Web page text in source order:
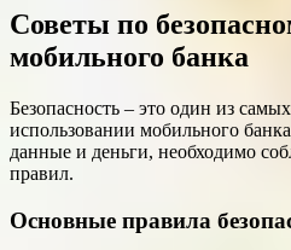
Советы по
мобильного банка
Безопасность – это один из
использовании мобильного
данные и деньги, необходимо
правил.
Основные правила